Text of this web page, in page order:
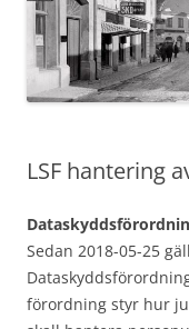
LSF hantering
Sedan 2018-05-25
förordning styr hur